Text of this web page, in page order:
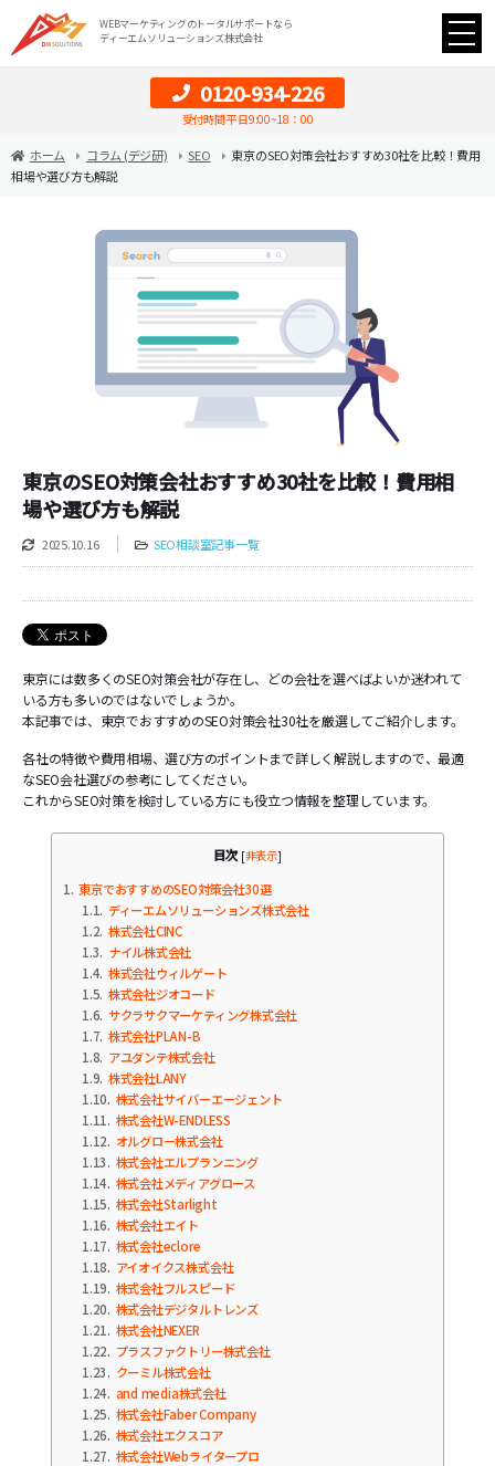
WEBマーケティングのトータルサポートなら
ディーエムソリューションズ株式会社
0120-934-226
受付時間 平日9:00~18：00
ホーム コラム (デジ研) SEO
東京のSEO対策会社おすすめ30社を比較！費用
相場や選び方も解説
東京のSEO対策会社おすすめ30社を比較！費用相
場や選び方も解説
2025.10.16 SEO相談室記事一覧
東京には数多くのSEO対策会社が存在し、どの会社を選べばよいか迷われて
いる方も多いのではないでしょうか。
本記事では、東京でおすすめのSEO対策会社30社を厳選してご紹介します。
各社の特徴や費用相場、選び方のポイントまで詳しく解説しますので、最適
なSEO会社選びの参考にしてください。
これからSEO対策を検討している方にも役立つ情報を整理しています。
目次 [非表示]
1 東京でおすすめのSEO対策会社30選
1.1 ディーエムソリューションズ株式会社
1.2 株式会社CINC
1.3
ナイル株式会社
1.4 株式会社ウィルゲート
1.5 株式会社ジオコード
1.6 サクラサクマーケティング株式会社
1.7 株式会社PLAN-B
1.8 アユダンテ株式会社
1.9 株式会社LANY
1.10 株式会社サイバーエージェント
1.11 株式会社W-ENDLESS
1.12
オルグロー株式会社
1.13
株式会社エルプランニング
1.14 株式会社メディアグロース
1.15 株式会社Starlight
1.16 株式会社エイト
1.17 株式会社eclore
1.18
アイオイクス株式会社
1.19 株式会社フルスピード
1.20 株式会社デジタルトレンズ
1.21 株式会社NEXER
1.22
プラスファクトリー株式会社
1.23
クーミル株式会社
1.24 and media株式会社
1.25 株式会社Faber Company
1.26 株式会社エクスコア
1.27 株式会社Webライタープロ